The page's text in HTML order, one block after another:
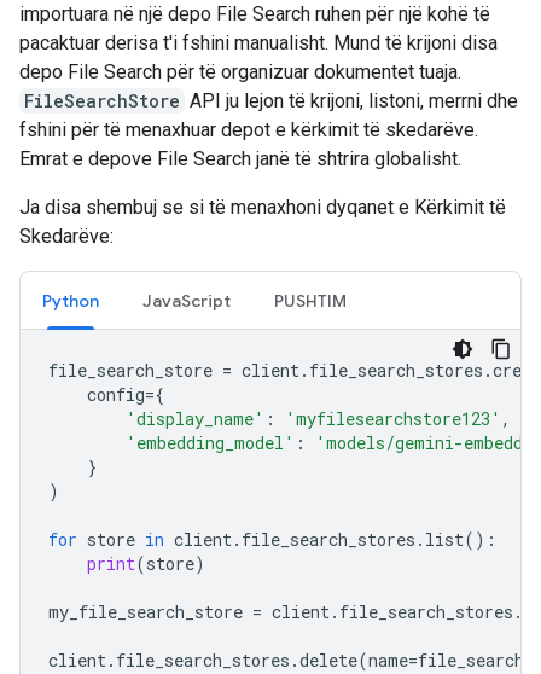
importuara në një depo File Search ruhen për një kohë të
pacaktuar derisa t'i fshini manualisht. Mund të krijoni disa
depo File Search për të organizuar dokumentet tuaja.
FileSearchStore API ju lejon të krijoni, listoni, merrni dhe
fshini për të menaxhuar depot e kërkimit të skedarëve.
Emrat e depove File Search janë të shtrira globalisht.
Ja disa shembuj se si të menaxhoni dyqanet e Kërkimit të
Skedarëve:
Python JavaScript PUSHTIM
file_search_store = client. file_search_stores .
config={
'display_name' : 'myfilesearchstore123' ,
'embedding_model' :
'models/gemini-
}
)
for store in client. file_search_stores . list():
print(store)
my_file_search_store = client. file_search_stores .
client. file_search_stores .delete(name=